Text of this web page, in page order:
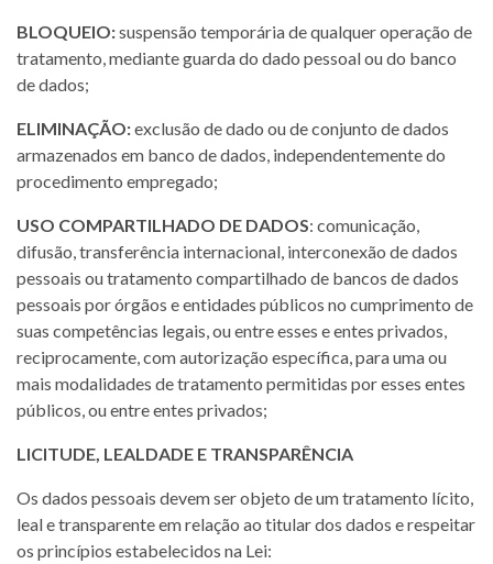
BLOQUEIO:suspensão temporária de qualquer operação de
tratamento, mediante guarda do dado pessoal ou do banco
de dados;
ELIMINAÇÃO:exclusão de dado ou de conjunto de dados
armazenados em banco de dados, independentemente do
procedimento empregado;
USO COMPARTILHADO DE DADOS: comunicação,
difusão, transferência internacional, interconexão de dados
pessoais ou tratamento compartilhado de bancos de dados
pessoais por órgãos e entidades públicos no cumprimento de
suas competências legais, ou entre esses e entes privados,
reciprocamente, com autorização específica, para uma ou
mais modalidades de tratamento permitidas por esses entes
públicos, ou entre entes privados;
LICITUDE, LEALDADE E TRANSPARÊNCIA
Os dados pessoais devem ser objeto de um tratamento lícito,
leal e transparente em relação ao titular dos dados e respeitar
os princípios estabelecidos na Lei: